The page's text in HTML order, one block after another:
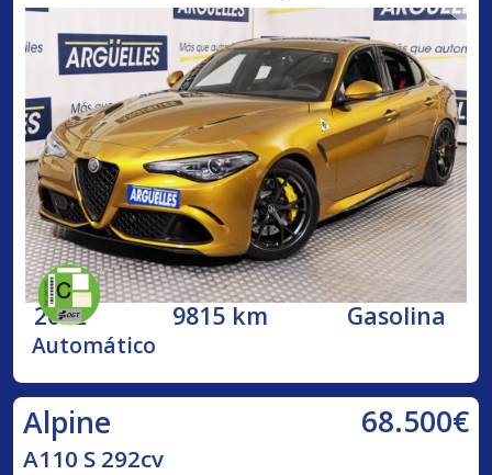
2022 9815 km Gasolina
Automático
Alpine 68.500€
A110 S 292cv